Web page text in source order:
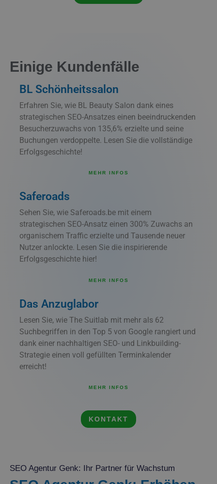
Einige Kundenfälle
BL Schönheitssalon
Erfahren Sie, wie BL Beauty Salon dank eines
strategischen SEO-Ansatzes einen beeindruckenden
Besucherzuwachs von 135,6% erzielte und seine
Buchungen verdoppelte. Lesen Sie die vollständige
Erfolgsgeschichte!
MEHR INFOS
Saferoads
Sehen Sie, wie Saferoads.be mit einem
strategischen SEO-Ansatz einen 300% Zuwachs an
organischem Traffic erzielte und Tausende neuer
Nutzer anlockte. Lesen Sie die inspirierende
Erfolgsgeschichte hier!
MEHR INFOS
Das Anzuglabor
Lesen Sie, wie The Suitlab mit mehr als 62
Suchbegriffen in den Top 5 von Google rangiert und
dank einer nachhaltigen SEO- und Linkbuilding-
Strategie einen voll gefüllten Terminkalender
erreicht!
MEHR INFOS
KONTAKT
SEO Agentur Genk: Ihr Partner für Wachstum